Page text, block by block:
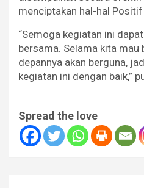
menciptakan hal-hal
“Semoga kegiatan ini
bersama. Selama kita mau
depannya akan berguna,
kegiatan ini dengan baik,”
Spread the love